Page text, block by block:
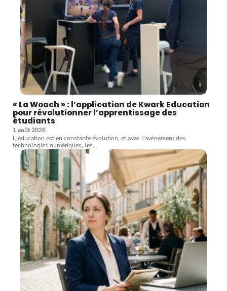
« La Woach » : l’application de Kwark Education
pour révolutionner l’apprentissage des
étudiants
1 août 2026
L'éducation est en constante évolution, et avec l'avènement des
technologies numériques, les…